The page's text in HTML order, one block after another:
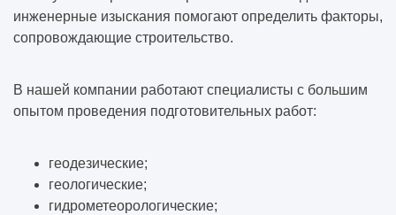
инженерные изыскания помогают определить факторы,
сопровождающие строительство.
В нашей компании работают специалисты с большим
опытом проведения подготовительных работ:
геодезические;
геологические;
гидрометеорологические;